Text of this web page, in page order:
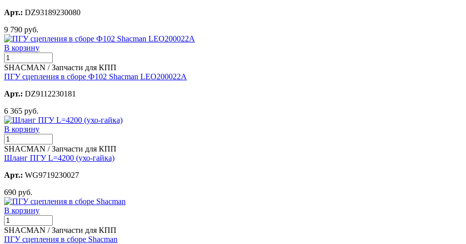
Арт.: DZ93189230080
9 790 руб.
В корзину
SHACMAN / Запчасти для КПП
ПГУ сцепления в сборе Ф102 Shacman LEO200022A
Арт.: DZ9112230181
6 365 руб.
В корзину
SHACMAN / Запчасти для КПП
Шланг ПГУ L=4200 (ухо-гайка)
Арт.: WG9719230027
690 руб.
В корзину
SHACMAN / Запчасти для КПП
ПГУ сцепления в сборе Shacman